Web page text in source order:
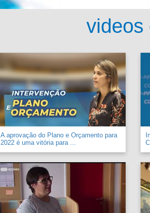
videos
A aprovação do Plano e Orçamento para
2022 é uma vitória para ...